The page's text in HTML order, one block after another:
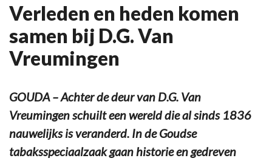
Verleden en heden komen
samen bij D.G. Van
Vreumingen
GOUDA – Achter de deur van D.G. Van
Vreumingen schuilt een wereld die al sinds 1836
nauwelijks is veranderd. In de Goudse
tabaksspeciaalzaak gaan historie en gedreven